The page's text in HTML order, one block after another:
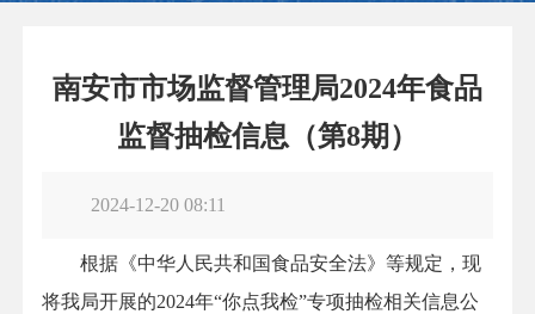
南安市市场监督管理局2024年食品
监督抽检信息（第8期）
2024-12-20 08:11
根据《中华人民共和国食品安全法》等规定，现
将我局开展的2024年“你点我检”专项抽检相关信息公